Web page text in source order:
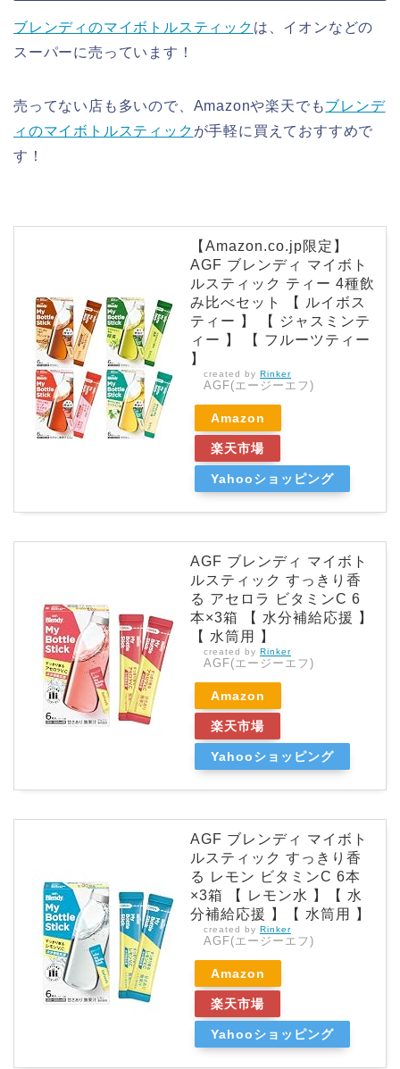
ブレンディのマイボトルスティック は、イオンなどの
スーパーに売っています！
売ってない店も多いので、Amazonや楽天でもブレンデ
ィのマイボトルスティック が手軽に買えておすすめで
す！
【Amazon.co.jp限定】
AGF ブレンディ マイボト
ルスティック ティー 4種飲
み比べセット 【 ルイボス
ティー 】 【 ジャスミンテ
ィー 】 【 フルーツティー
】
created by Rinker
AGF(エージーエフ)
Amazon
楽天市場
Yahooショッピング
AGF ブレンディ マイボト
ルスティック すっきり香
る アセロラ ビタミンC 6
本×3箱 【 水分補給応援 】
【 水筒用 】
created by Rinker
AGF(エージーエフ)
Amazon
楽天市場
Yahooショッピング
AGF ブレンディ マイボト
ルスティック すっきり香
る レモン ビタミンC 6本
×3箱 【 レモン水 】【 水
分補給応援 】【 水筒用 】
created by Rinker
AGF(エージーエフ)
Amazon
楽天市場
Yahooショッピング